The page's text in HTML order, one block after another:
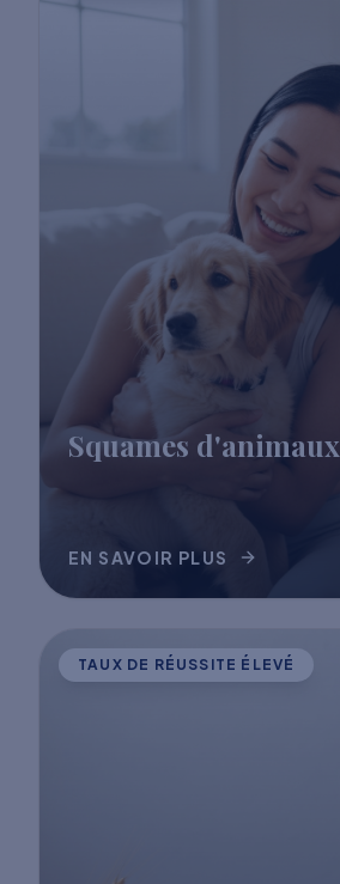
Squames d'animaux
EN SAVOIR PLUS
TAUX DE RÉUSSITE ÉLEVÉ